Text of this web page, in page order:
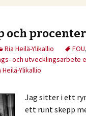
och procenter
Ria Heilä-Ylikallio FOU,
och utvecklingsarbete
Heilä-Ylikallio
Jag sitter i ett
ett runt skepp